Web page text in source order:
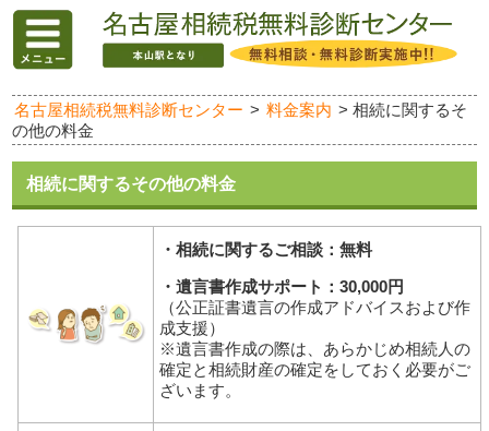
名古屋相続税無料診断センター > 料金案内 >相続に関するそ
の他の料金
相続に関するその他の料金
・相続に関するご相談：無料
・遺言書作成サポート：30,000円
（公正証書遺言の作成アドバイスおよび作
成支援）
※遺言書作成の際は、あらかじめ相続人の
確定と相続財産の確定をしておく必要がご
ざいます。